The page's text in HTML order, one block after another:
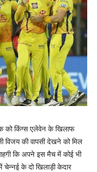
को किंग्स एलेवेन के खिलाफ
की वापसी देखने को मिल
कि अपने इस मैच में कोई भी
चेन्नई के दो खिलाड़ी केदार